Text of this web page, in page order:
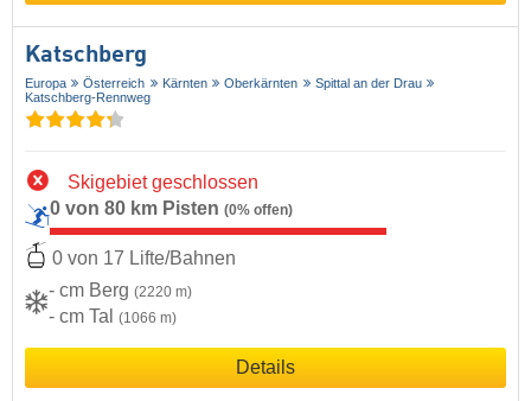
Katschberg
Europa Österreich Kärnten Oberkärnten
Spittal an der Drau
Katschberg-Rennweg
Skigebiet geschlossen
0 von 80 km Pisten (0% offen)
0 von 17 Lifte/Bahnen
- cm Berg (2220 m)
- cm Tal (1066 m)
Details